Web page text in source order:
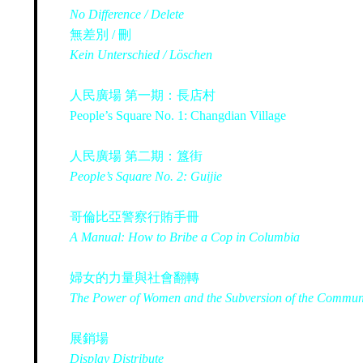
No Difference / Delete
無差別 / 刪
Kein Unterschied / Löschen
人民廣場 第一期：長店村
People’s Square No. 1: Changdian Village
人民廣場 第二期：簋街
People’s Square No. 2: Guijie
哥倫比亞警察行賄手冊
A Manual: How to Bribe a Cop in Columbia
婦女的力量與社會翻轉
The Power of Women and the Subversion of the
展銷場
Display Distribute